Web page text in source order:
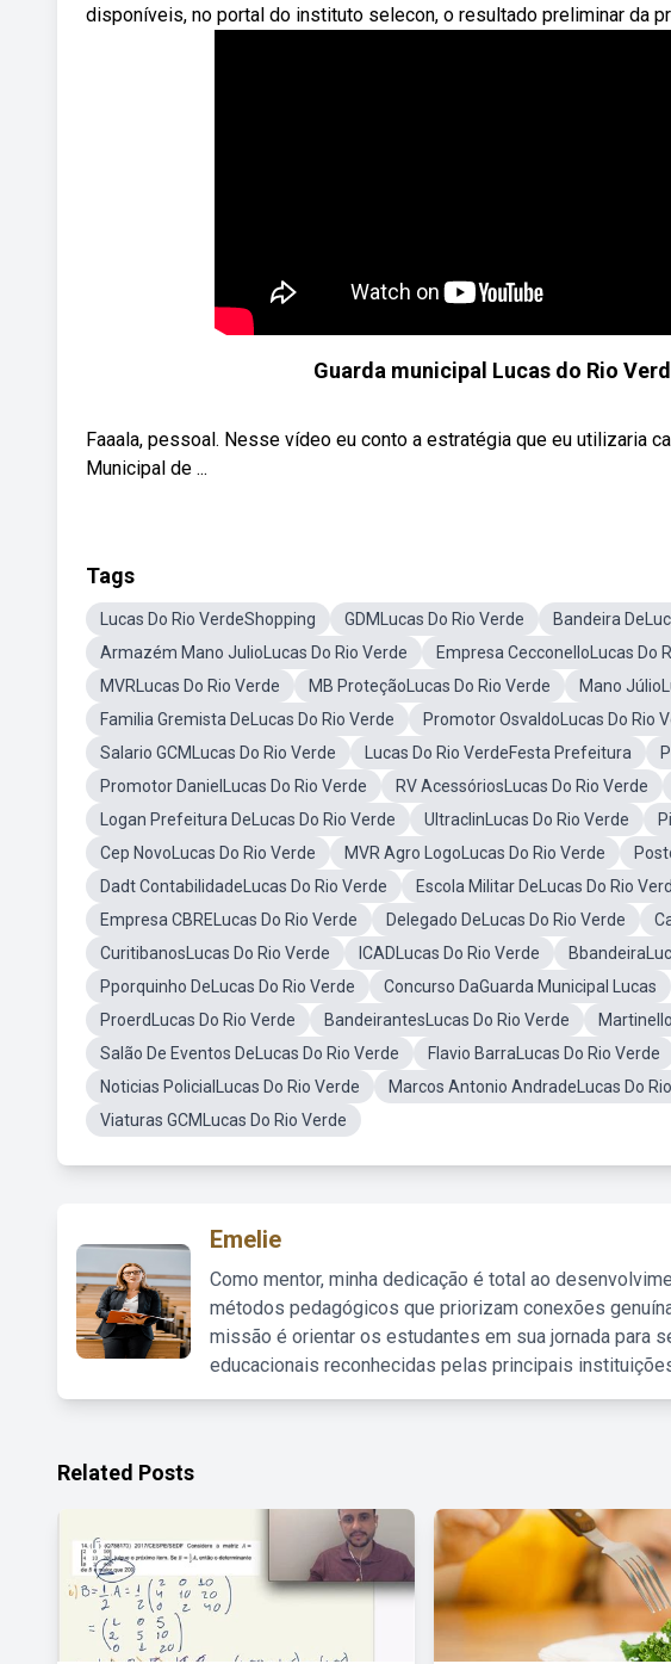
disponíveis, no portal do instituto selecon, o resultado preliminar da
Guarda municipal Lucas do Rio
Faaala, pessoal. Nesse vídeo eu conto a estratégia que eu utilizaria
Municipal de ...
Tags
Lucas Do Rio VerdeShopping GDMLucas Do Rio Verde Bandeira
Armazém Mano JulioLucas Do Rio Verde
Empresa CecconelloLucas Do
MVRLucas Do Rio Verde
MB ProteçãoLucas Do Rio Verde Mano
Familia Gremista DeLucas Do Rio Verde
Promotor OsvaldoLucas Do Rio
Salario GCMLucas Do Rio Verde
Lucas Do Rio VerdeFesta Prefeitura
Promotor DanielLucas Do Rio Verde
RV AcessóriosLucas Do Rio Verde
Logan Prefeitura DeLucas Do Rio Verde
UltraclinLucas Do Rio Verde
Cep NovoLucas Do Rio Verde
MVR Agro LogoLucas Do Rio Verde
Dadt ContabilidadeLucas Do Rio Verde
Escola Militar DeLucas Do Rio
Empresa CBRELucas Do Rio Verde
Delegado DeLucas Do Rio Verde
CuritibanosLucas Do Rio Verde
ICADLucas Do Rio Verde
Pporquinho DeLucas Do Rio Verde
Concurso DaGuarda Municipal Lucas
ProerdLucas Do Rio Verde
BandeirantesLucas Do Rio Verde
Salão De Eventos DeLucas Do Rio Verde
Flavio BarraLucas Do Rio Verde
Noticias PolicialLucas Do Rio Verde
Marcos Antonio AndradeLucas Do
Viaturas GCMLucas Do Rio Verde
Emelie
Como mentor, minha dedicação é total ao
métodos pedagógicos que priorizam conexões
missão é orientar os estudantes em sua jornada para
educacionais reconhecidas pelas principais
Related Posts